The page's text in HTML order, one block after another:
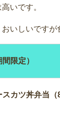
いです。
いしいですが
限定）
スカツ丼弁当（